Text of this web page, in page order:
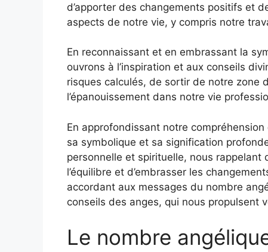
d’apporter des changements positifs et
aspects de notre vie, y compris notre
En reconnaissant et en embrassant la
ouvrons à l’inspiration et aux conseils
risques calculés, de sortir de notre zone
l’épanouissement dans notre vie
En approfondissant notre
sa symbolique et sa signification
personnelle et spirituelle, nous
l’équilibre et d’embrasser les
accordant aux messages du nombre
conseils des anges, qui nous propulsent
Le nombre